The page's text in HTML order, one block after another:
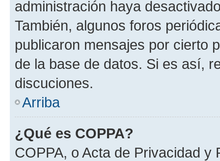
administración haya
También, algunos foros
publicaron mensajes por cierto
de la base de datos. Si es así,
discuciones.
Arriba
¿Qué es COPPA?
COPPA, o Acta de Privacidad